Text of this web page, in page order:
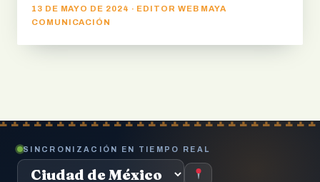
13 DE MAYO DE 2024 · EDITOR WEB MAYA
COMUNICACIÓN
SINCRONIZACIÓN EN TIEMPO REAL